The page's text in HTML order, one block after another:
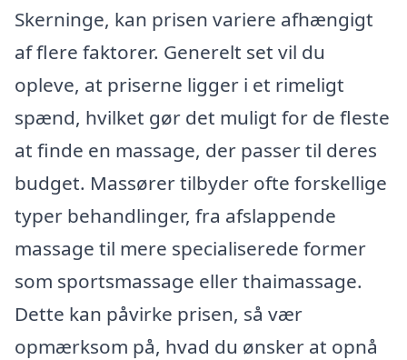
Skerninge, kan prisen variere afhængigt
af flere faktorer. Generelt set vil du
opleve, at priserne ligger i et rimeligt
spænd, hvilket gør det muligt for de fleste
at finde en massage, der passer til deres
budget. Massører tilbyder ofte forskellige
typer behandlinger, fra afslappende
massage til mere specialiserede former
som sportsmassage eller thaimassage.
Dette kan påvirke prisen, så vær
opmærksom på, hvad du ønsker at opnå